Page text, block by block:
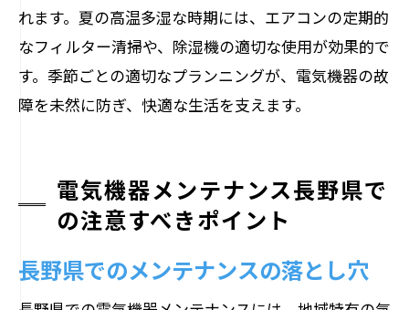
れます。夏の高温多湿な時期には、エアコンの定期的
なフィルター清掃や、除湿機の適切な使用が効果的で
す。季節ごとの適切なプランニングが、電気機器の故
障を未然に防ぎ、快適な生活を支えます。
電気機器メンテナンス長野県で
の注意すべきポイント
長野県でのメンテナンスの落とし穴